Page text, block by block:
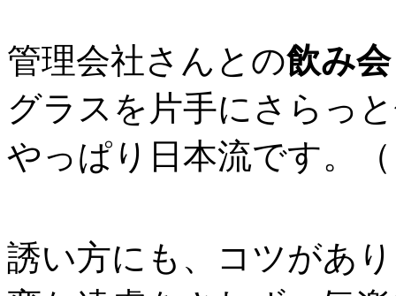
管理会社さんとの飲み会
グラスを片手にさらっ
やっぱり日本流です。
誘い方にも、コツがあ